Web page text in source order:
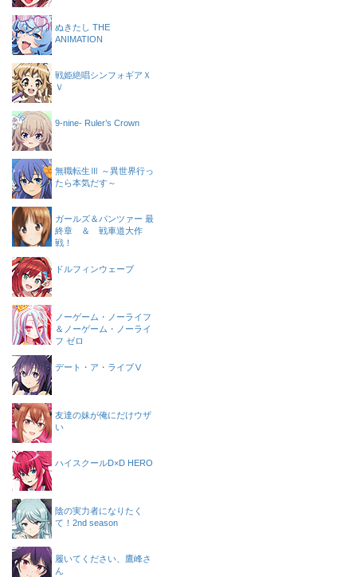
ぬきたし THE
ANIMATION
戦姫絶唱シンフォギアＸ
Ｖ
9-nine- Ruler’s Crown
無職転生Ⅲ ～異世界行っ
たら本気だす～
ガールズ＆パンツァー 最
終章 ＆ 戦車道大作
戦！
ドルフィンウェーブ
ノーゲーム・ノーライフ
＆ノーゲーム・ノーライ
フ ゼロ
デート・ア・ライブⅤ
友達の妹が俺にだけウザ
い
ハイスクールD×D HERO
陰の実力者になりたく
て！2nd season
履いてください、鷹峰さ
ん